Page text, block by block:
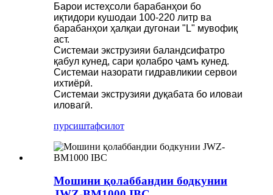
Барои истеҳсоли барабанҳои бо
иқтидори кушодаи 100-220 литр ва
барабанҳои ҳалқаи дугонаи "L" мувофиқ
аст.
Системаи экструзияи баландсифатро
қабул кунед, сари қолабро ҷамъ кунед.
Системаи назорати гидравликии сервои
ихтиёрӣ.
Системаи экструзияи дуқабата бо иловаи
иловагӣ.
пурсиштафсилот
Мошини қолаббандии бодкунии